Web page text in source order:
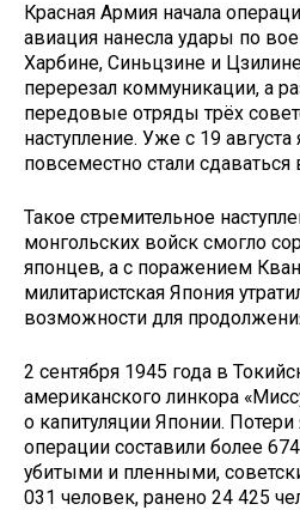
Красная Армия начала
авиация нанесла удары по
Харбине, Синьцзине и
перерезал коммуникации, а
передовые отряды трёх
наступление. Уже с 19
повсеместно стали сдаваться
Такое стремительное
монгольских войск смогло
японцев, а с поражением
милитаристская Япония
возможности для
2 сентября 1945 года в
американского линкора
о капитуляции Японии.
операции составили более
убитыми и пленными,
031 человек, ранено 24 425